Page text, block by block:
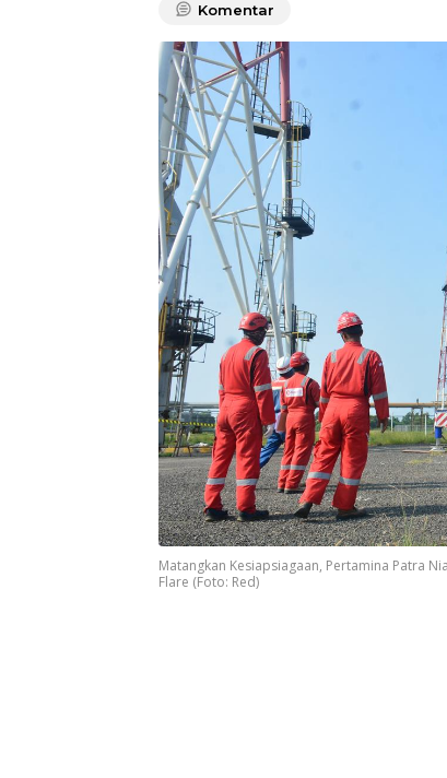
Komentar
Matangkan Kesiapsiagaan, Pertamina Patra
Flare (Foto: Red)